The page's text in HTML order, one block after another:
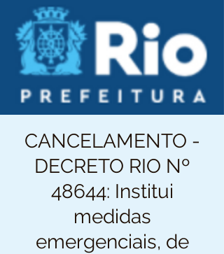
CANCELAMENTO -
DECRETO RIO Nº
48644: Institui
medidas
emergenciais, de